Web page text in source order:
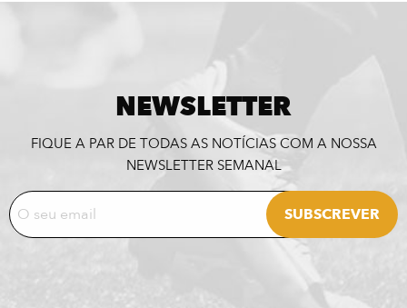
NEWSLETTER
FIQUE A PAR DE TODAS AS NOTÍCIAS COM A NOSSA
NEWSLETTER SEMANAL